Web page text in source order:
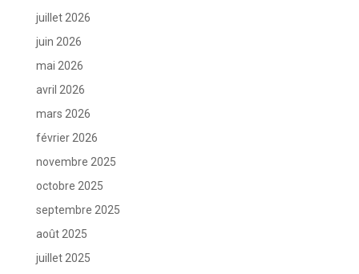
juillet 2026
juin 2026
mai 2026
avril 2026
mars 2026
février 2026
novembre 2025
octobre 2025
septembre 2025
août 2025
juillet 2025